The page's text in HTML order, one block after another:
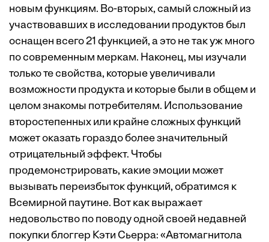
новым функциям. Во-вторых, самый сложный из
участвовавших в исследовании продуктов был
оснащен всего 21 функцией, а это не так уж много
по современным меркам. Наконец, мы изучали
только те свойства, которые увеличивали
возможности продукта и которые были в общем и
целом знакомы потребителям. Использование
второстепенных или крайне сложных функций
может оказать гораздо более значительный
отрицательный эффект. Чтобы
продемонстрировать, какие эмоции может
вызывать переизбыток функций, обратимся к
Всемирной паутине. Вот как выражает
недовольство по поводу одной своей недавней
покупки блоггер Кэти Сьерра: «Автомагнитола